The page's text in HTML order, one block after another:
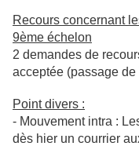
Recours concernant
9ème échelon
2 demandes de
acceptée (passage
Point divers :
- Mouvement intra :
dès hier un courrier